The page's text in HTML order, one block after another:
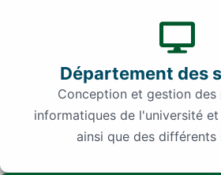
Département des
Conception et gestion des
informatiques de l'université
ainsi que des différents